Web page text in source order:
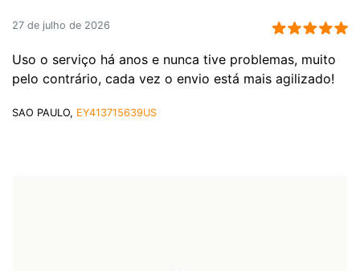
27 de julho de 2026
Uso o serviço há anos e nunca tive problemas, muito
pelo contrário, cada vez o envio está mais agilizado!
SAO PAULO, EY413715639US